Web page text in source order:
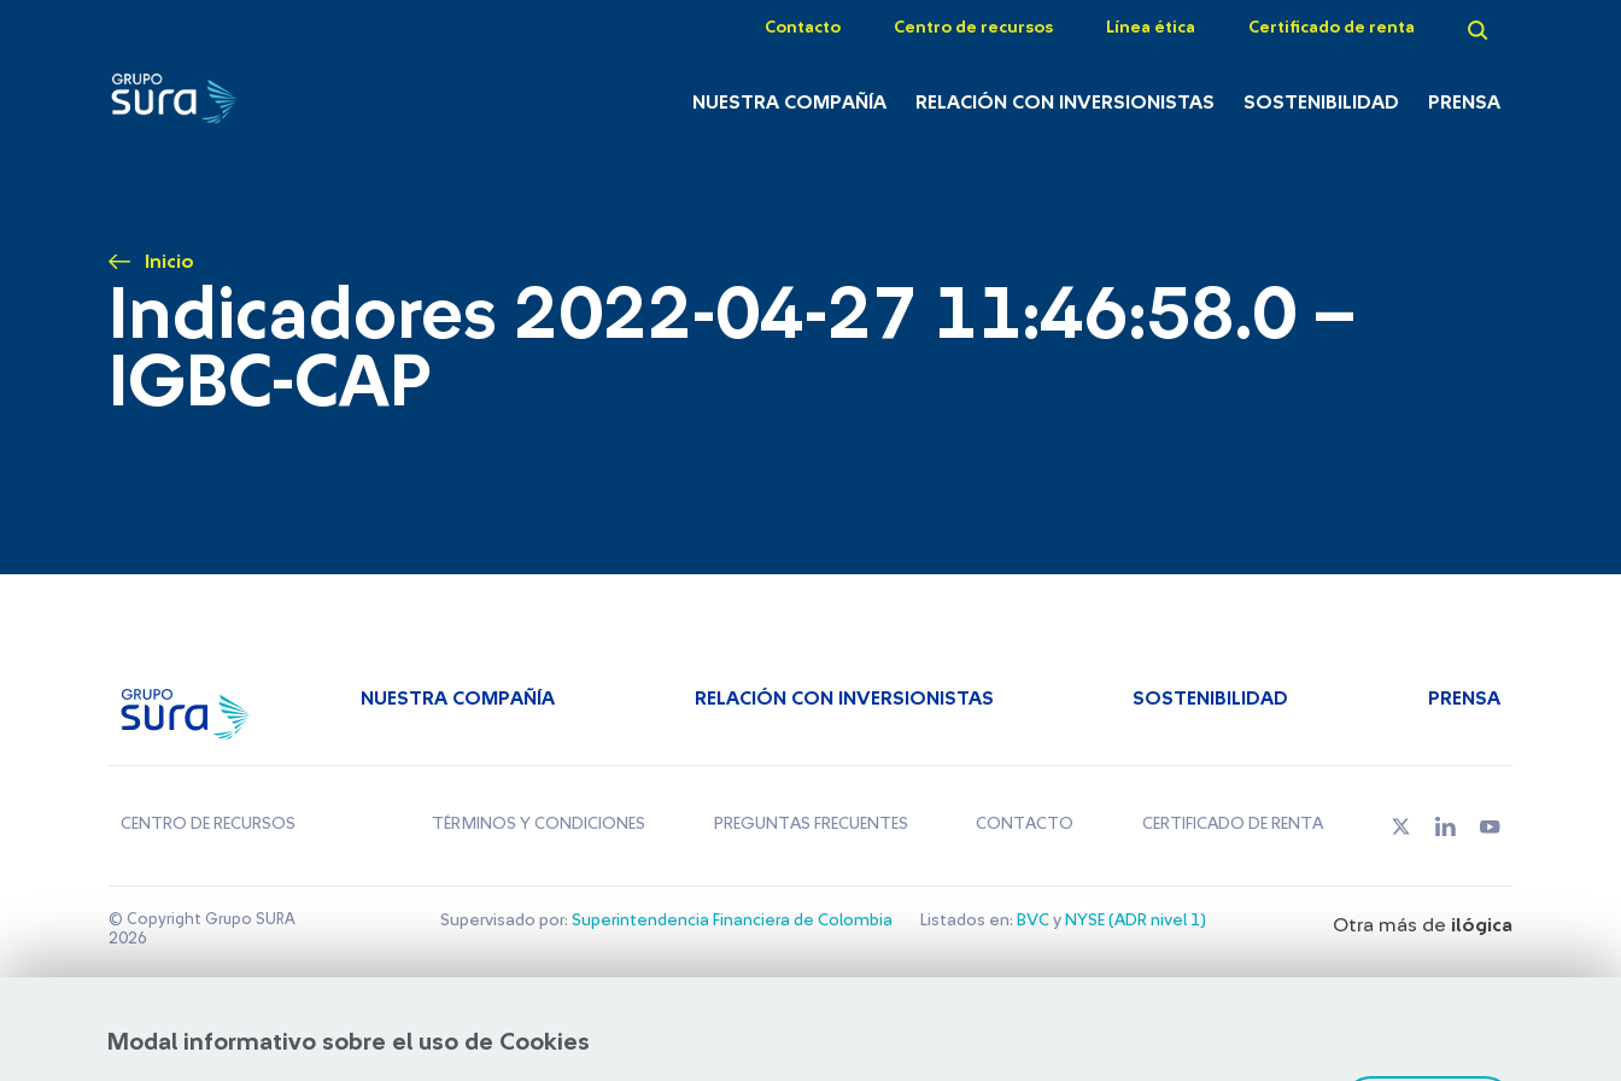
Contacto Centro de recursos Línea ética Certificado de renta
NUESTRA COMPAÑÍA RELACIÓN CON INVERSIONISTAS SOSTENIBILIDAD PRENSA
Inicio
Indicadores 2022-04-27 11:46:58.0 –
IGBC-CAP
Modal informativo sobre el uso de Cookies
NUESTRA COMPAÑÍA RELACIÓN CON INVERSIONISTAS SOSTENIBILIDAD PRENSA
CENTRO DE RECURSOS TÉRMINOS Y CONDICIONES PREGUNTAS FRECUENTES CONTACTO CERTIFICADO DE RENTA
© Copyright Grupo SURA
2026
Supervisado por: Superintendencia Financiera de Colombia Listados en: BVCy NYSE (ADR nivel 1) Otra más de ilógica